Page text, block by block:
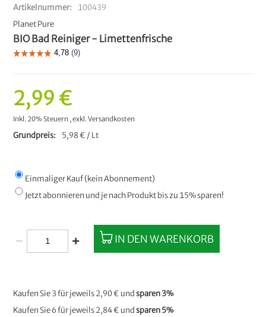
Artikelnummer
100439
Planet Pure
BIO Bad Reiniger - Limettenfrische
2,99 €
Inkl. 20% Steuern ,exkl.Versandkosten
Grundpreis 5,98 € / Lt
Einmaliger Kauf (kein Abonnement)
Jetzt abonnieren und je nach Produkt bis zu 15% sparen!
IN DEN WARENKORB
Kaufen Sie 3 für jeweils2,90 € undsparen3%
Kaufen Sie 6 für jeweils2,84 € undsparen5%